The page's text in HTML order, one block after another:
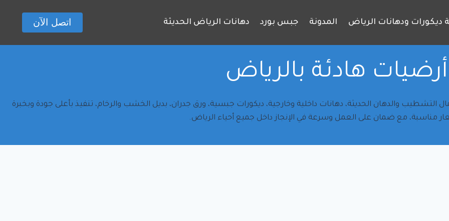
ديكورات ودهانات الرياض المدونة جبس بورد دهانات الرياض الحديثة اتصل الآن
أرضيات هادئة بالرياض
التشطيب والدهان الحديثة، دهانات داخلية وخارجية، ديكورات جبسية، ورق جدران، بديل الخشب والرخام، تنفيذ بأعلى جودة وبخبرة
مناسبة، مع ضمان على العمل وسرعة في الإنجاز داخل جميع أحياء الرياض.